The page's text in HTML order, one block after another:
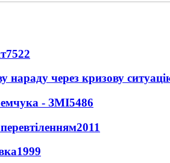
7522
нараду через кризову
- ЗМІ5486
2011
1999